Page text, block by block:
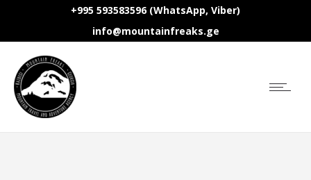
+995 593583596 (WhatsApp, Viber)
info@mountainfreaks.ge